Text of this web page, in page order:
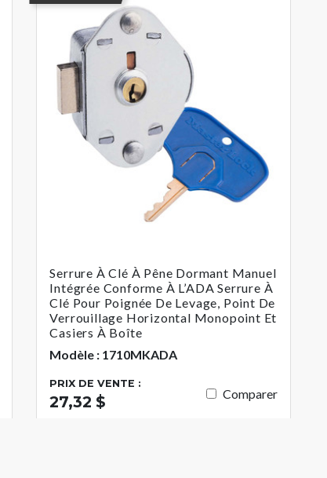
Serrure À Clé À Pêne Dormant Manuel
Intégrée Conforme À L’ADA Serrure À
Clé Pour Poignée De Levage, Point De
Verrouillage Horizontal Monopoint Et
Casiers À Boîte
Modèle : 1710MKADA
PRIX DE VENTE :
27,32 $ Comparer